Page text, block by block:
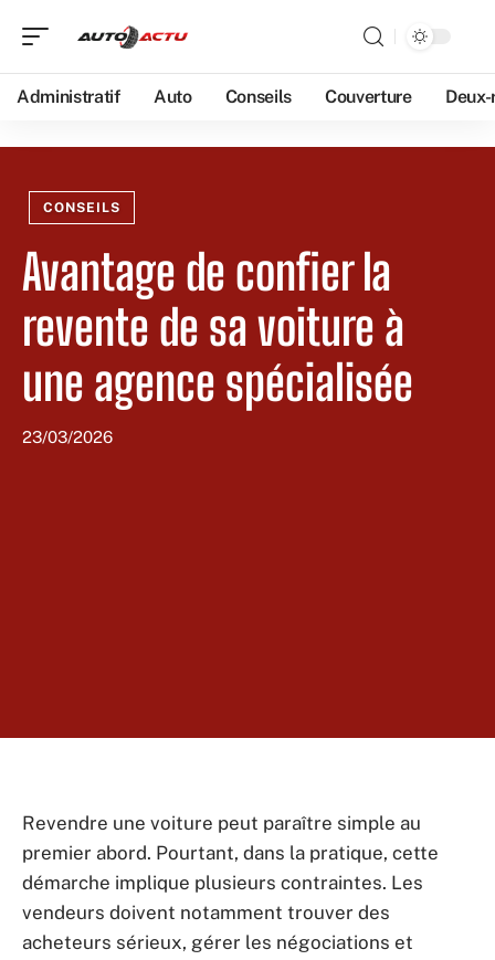
Administratif Auto Conseils Couverture
CONSEILS
Avantage de confier la
revente de sa voiture à
une agence spécialisée
23/03/2026
Revendre une voiture peut paraître simple au
premier abord. Pourtant, dans la pratique, cette
démarche implique plusieurs contraintes. Les
vendeurs doivent notamment trouver des
acheteurs sérieux, gérer les négociations et